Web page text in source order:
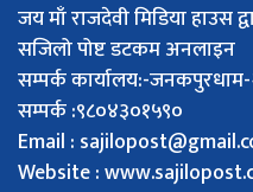
जय माँ राजदेवी मिडिया हाउस
सजिलो पोष्ट डटकम अनलाइन
सम्पर्क कार्यालय:-
सम्पर्क :९८०४३०१५९०
Email :
Website :